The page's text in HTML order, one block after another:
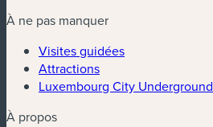
À ne pas manquer
Visites guidées
Attractions
Luxembourg City Underground
À propos